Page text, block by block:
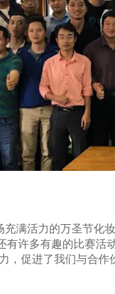
满活力的万圣节化
许多有趣的比赛
，促进了我们与合